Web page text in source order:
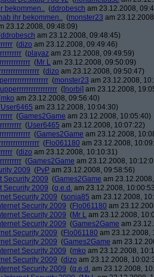
bekommen.. (ddrobesch am 23.12.2008,
ihr bekommen.. (monster23 am
23.12.2008, 09:48:09)
ddrobesch am 23.12.2008, 09:48:45)
(dizo am 23.12.2008, 09:49:46)
(playaz am 23.12.2008, 09:49:59)
(Mr L am 23.12.2008, 09:50:09)
(dizo am 23.12.2008, 09:50:47)
(monster23 am 23.12.2008,
([norbi] am 23.12.2008,
mko am 23.12.2008, 09:56:40)
User6465 am 23.12.2008, 10:04:30)
(Games2Game am 23.12.2008, 10:05:40)
(User6465 am 23.12.2008, 10:07:22)
(Games2Game am 23.12.2008,
(Flo061180 am 23.12.2008,
(dizo am 23.12.2008, 10:10:31)
(Games2Game am 23.12.2008,
2009 (PvP am 23.12.2008, 09:58:56)
Security 2009 (Games2Game am
Security 2009 (q.e.d. am 23.12.2008,
Security 2009 (sonja85 am 23.12.2008,
Security 2009 (Flo061180 am
Security 2009 (Mr L am 23.12.2008,
Security 2009 (Games2Game am
Security 2009 (Flo061180 am 23.12.2008,
Security 2009 (Games2Game am
Security 2009 (mko am 23.12.2008,
Security 2009 (dizo am 23.12.2008,
Security 2009 (q.e.d. am 23.12.2008,